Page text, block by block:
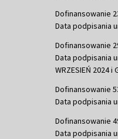
Dofinansowanie
Data podpisania
Dofinansowanie
Data podpisania
WRZESIEŃ 2024 i
Dofinansowanie
Data podpisania
Dofinansowanie
Data podpisania